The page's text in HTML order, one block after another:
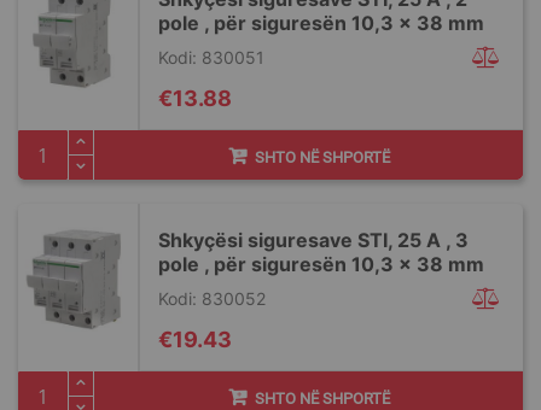
pole , për siguresën 10,3 x 38 mm
Kodi: 830051
€13.88
SHTO NË SHPORTË
Shkyçësi siguresave STI, 25 A , 3
pole , për siguresën 10,3 x 38 mm
Kodi: 830052
€19.43
SHTO NË SHPORTË